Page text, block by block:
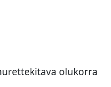
olukorra